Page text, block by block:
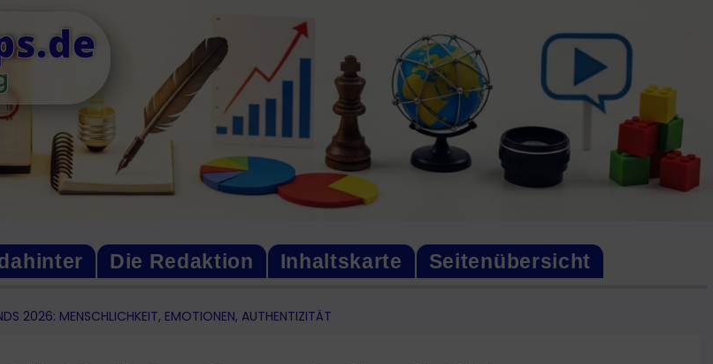
Die Redaktion Inhaltskarte Seitenübersicht
2026: MENSCHLICHKEIT, EMOTIONEN, AUTHENTIZITÄT